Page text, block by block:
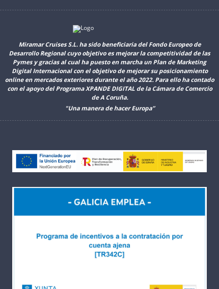
Miramar Cruises S.L. ha sido beneficiaria del Fondo Europeo de
Desarrollo Regional cuyo objetivo es mejorar la competitividad de las
Pymes y gracias al cual ha puesto en marcha un Plan de Marketing
Digital Internacional con el objetivo de mejorar su posicionamiento
online en mercados exteriores durante el año 2022. Para ello ha contado
con el apoyo del Programa XPANDE DIGITAL de la Cámara de Comercio
de A Coruña.
"Una manera de hacer Europa”